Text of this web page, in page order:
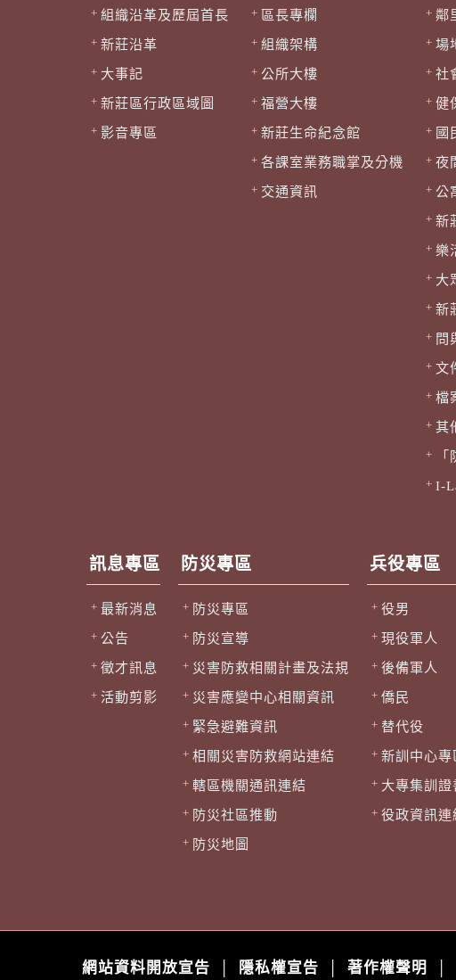
組織沿革及歷屆首長
新莊沿革
大事記
新莊區行政區域圖
影音專區
區長專欄
組織架構
公所大樓
福營大樓
新莊生命紀念館
各課室業務職掌及分機
交通資訊
鄰
場
社
健
國
夜
公
新
樂
大
新
問
文
檔
其
I-
訊息專區
最新消息
公告
徵才訊息
活動剪影
防災專區
防災專區
防災宣導
災害防救相關計畫及法規
災害應變中心相關資訊
緊急避難資訊
相關災害防救網站連結
轄區機關通訊連結
防災社區推動
防災地圖
兵役專區
役男
現役軍人
後備軍人
僑民
替代役
新訓中心專
大專集訓證
役政資訊連
網站資料開放宣告 隱私權宣告 著作權聲明